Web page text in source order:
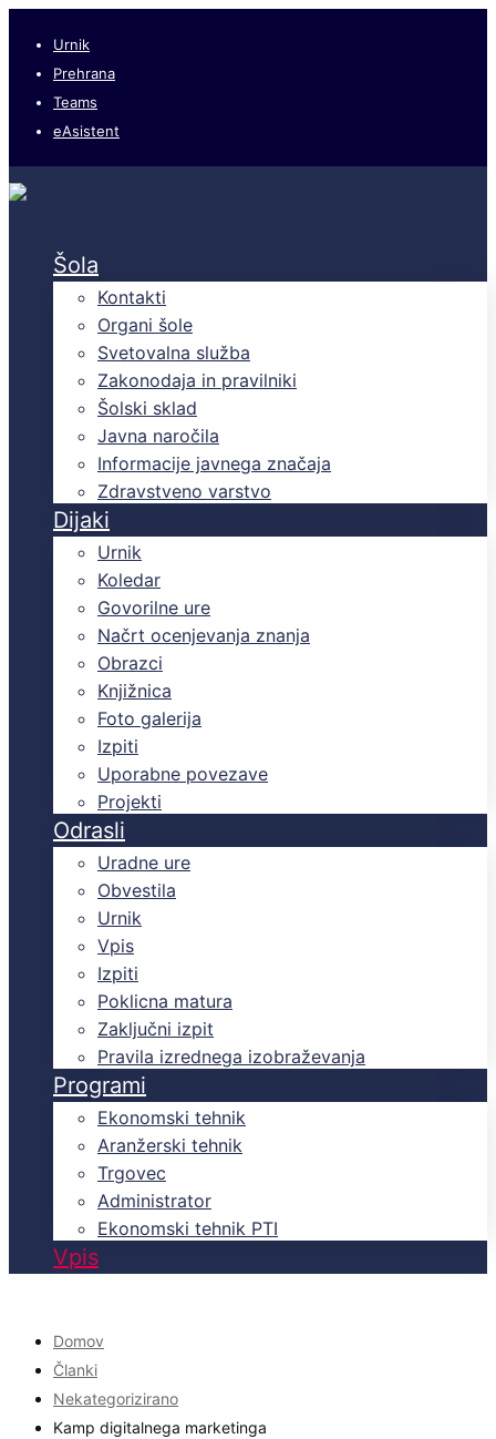
Urnik
Prehrana
Teams
eAsistent
Šola
Kontakti
Organi šole
Svetovalna služba
Zakonodaja in pravilniki
Šolski sklad
Javna naročila
Informacije javnega značaja
Zdravstveno varstvo
Dijaki
Urnik
Koledar
Govorilne ure
Načrt ocenjevanja znanja
Obrazci
Knjižnica
Foto galerija
Izpiti
Uporabne povezave
Projekti
Odrasli
Uradne ure
Obvestila
Urnik
Vpis
Izpiti
Poklicna matura
Zaključni izpit
Pravila izrednega izobraževanja
Programi
Ekonomski tehnik
Aranžerski tehnik
Trgovec
Administrator
Ekonomski tehnik PTI
Vpis
Domov
Članki
Nekategorizirano
Kamp digitalnega marketinga